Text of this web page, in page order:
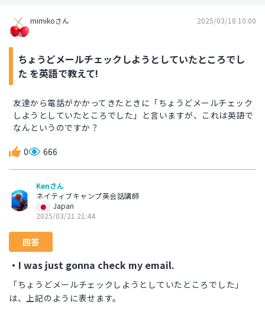
mimikoさん 2025/03/18 10:00
ちょうどメールチェックしようとしていたところでし
た を英語で教えて!
友達から電話がかかってきたときに「ちょうどメールチェック
しようとしていたところでした」と言いますが、これは英語で
なんというのですか？
0 666
Kenさん
ネイティブキャンプ英会話講師
Japan
2025/03/21 21:44
回答
・I was just gonna check my email.
「ちょうどメールチェックしようとしていたところでした」
は、上記のように表せます。